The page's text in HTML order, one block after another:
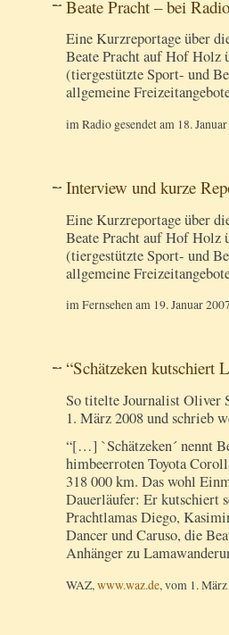
Beate Pracht – bei
Eine Kurzreportage über
Beate Pracht auf Hof Holz
(tiergestützte Sport- und
allgemeine
im Radio gesendet am 18.
Interview und kurze
Eine Kurzreportage über
Beate Pracht auf Hof Holz
(tiergestützte Sport- und
allgemeine
im Fernsehen am 19. Januar
“Schätzeken kutschiert
So titelte Journalist Oliver
1. März 2008 und schrieb
“[…] `Schätzeken´ nennt
himbeerroten Toyota
318 000 km. Das wohl
Dauerläufer: Er kutschiert
Prachtlamas Diego,
Dancer und Caruso, die
Anhänger zu
WAZ, www.waz.de, vom 1.